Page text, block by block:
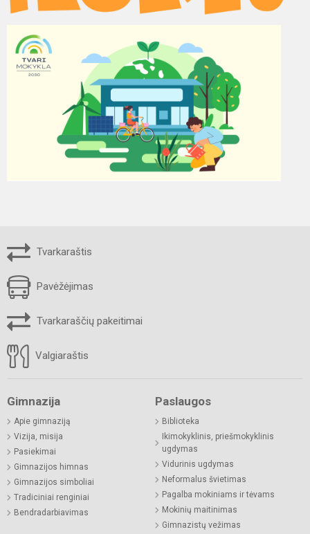
Tvarkaraštis
Pavėžėjimas
Tvarkaraščių pakeitimai
Valgiaraštis
Gimnazija
Apie gimnaziją
Vizija, misija
Pasiekimai
Gimnazijos himnas
Gimnazijos simboliai
Tradiciniai renginiai
Bendradarbiavimas
Paslaugos
Biblioteka
Ikimokyklinis, priešmokyklinis
ugdymas
Vidurinis ugdymas
Neformalus švietimas
Pagalba mokiniams ir tėvams
Mokinių maitinimas
Gimnazistų vežimas